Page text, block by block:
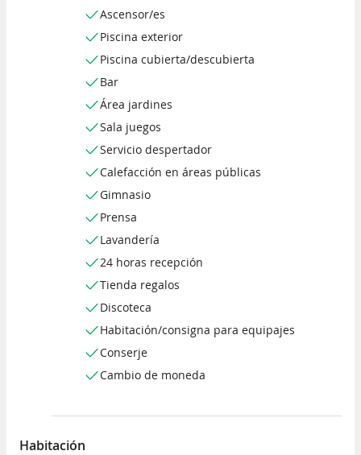
Ascensor/es
Piscina exterior
Piscina cubierta/descubierta
Bar
Área jardines
Sala juegos
Servicio despertador
Calefacción en áreas públicas
Gimnasio
Prensa
Lavandería
24 horas recepción
Tienda regalos
Discoteca
Habitación/consigna para equipajes
Conserje
Cambio de moneda
Habitación